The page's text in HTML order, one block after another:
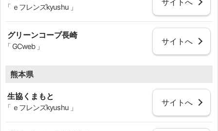
「 ｅフレンズkyushu 」
グリーンコープ長崎
「 GCweb 」
サイトへ
熊本県
生協くまもと
「 ｅフレンズkyushu 」
サイトへ